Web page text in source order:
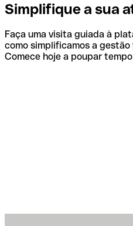
Simplifique a sua
Faça uma visita guiada à
como simplificamos a gestão
Comece hoje a poupar